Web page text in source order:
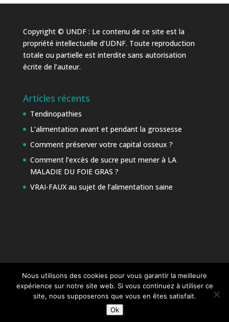
Copyright © UNDF : Le contenu de ce site est la
propriété intellectuelle d’UDNF. Toute reproduction
totale ou partielle est interdite sans autorisation
écrite de l’auteur.
Articles récents
Tendinopathies
L’alimentation avant et pendant la grossesse
Comment préserver votre capital osseux ?
Comment l’excès de sucre peut mener à LA
MALADIE DU FOIE GRAS ?
VRAI-FAUX au sujet de l’alimentation saine
DITC Informatique
Nous utilisons des cookies pour vous garantir la meilleure
expérience sur notre site web. Si vous continuez à utiliser ce
site, nous supposerons que vous en êtes satisfait.
Ok